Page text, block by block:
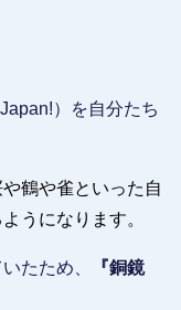
）を自分たち
や鶴や雀といった自
うになります。
たため、
『銅鏡